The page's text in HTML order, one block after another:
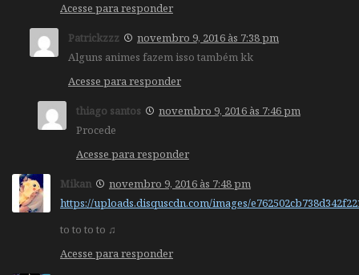
Acesse para responder
Patrickzzz
novembro 9, 2016 às 7:38 pm
Alguns animes fazem isso também kk
Acesse para responder
thiago santos
novembro 9, 2016 às 7:46 pm
Procede
Acesse para responder
Mikan
novembro 9, 2016 às 7:48 pm
https://uploads.disquscdn.com/images/
to to to to ♫
Acesse para responder